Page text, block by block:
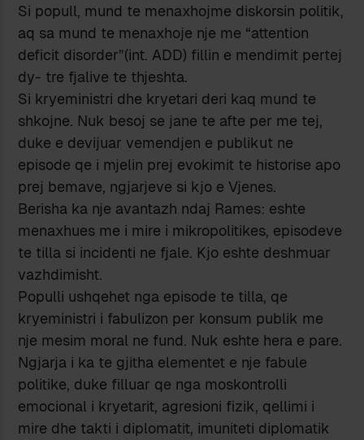
Si popull, mund te menaxhojme diskorsin politik,
aq sa mund te menaxhoje nje me “attention
deficit disorder”(int. ADD) fillin e mendimit pertej
dy- tre fjalive te thjeshta.
Si kryeministri dhe kryetari deri kaq mund te
shkojne. Nuk besoj se jane te afte per me tej,
duke e devijuar vemendjen e publikut ne
episode qe i mjelin prej evokimit te historise apo
prej bemave, ngjarjeve si kjo e Vjenes.
Berisha ka nje avantazh ndaj Rames: eshte
menaxhues me i mire i mikropolitikes, episodeve
te tilla si incidenti ne fjale. Kjo eshte deshmuar
vazhdimisht.
Populli ushqehet nga episode te tilla, qe
kryeministri i fabulizon per konsum publik me
nje mesim moral ne fund. Nuk eshte hera e pare.
Ngjarja i ka te gjitha elementet e nje fabule
politike, duke filluar qe nga moskontrolli
emocional i kryetarit, agresioni fizik, qellimi i
mire dhe takti i diplomatit, imuniteti diplomatik